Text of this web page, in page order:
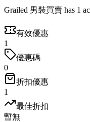
Grailed 男裝買賣 has 1
有效優惠
1
優惠碼
0
折扣優惠
1
最佳折扣
暫無